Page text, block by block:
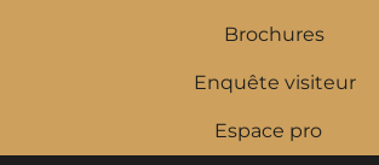
Brochures
Enquête visiteur
Espace pro